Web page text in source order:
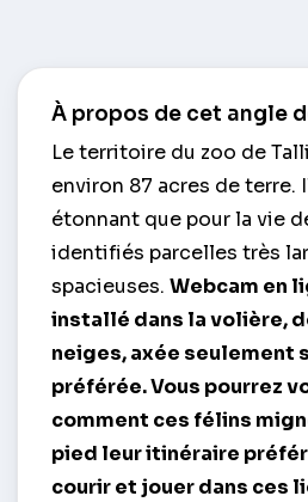
À propos de cet angle
Le territoire du zoo de
environ 87 acres de terre.
étonnant que pour la vie
identifiés parcelles très
spacieuses. Webcam en
installé dans la volière,
neiges, axée seulement
préférée. Vous pourrez
comment ces félins
pied leur itinéraire
courir et jouer dans ces